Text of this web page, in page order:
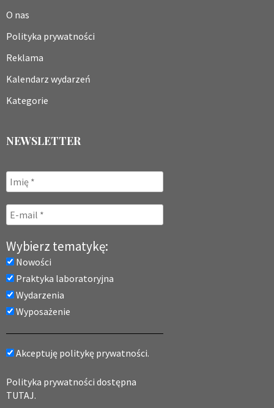
O nas
Polityka prywatności
Reklama
Kalendarz wydarzeń
Kategorie
NEWSLETTER
Wybierz tematykę:
Nowości
Praktyka laboratoryjna
Wydarzenia
Wyposażenie
Akceptuję politykę prywatności.
Polityka prywatności dostępna
TUTAJ.